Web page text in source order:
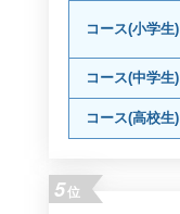
コース(小学生)
コース(中学生)
コース(高校生)
5位